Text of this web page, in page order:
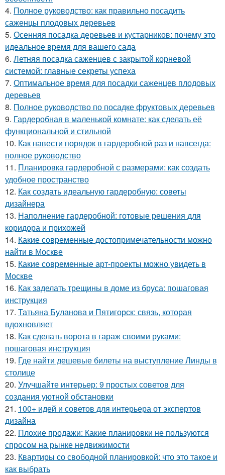
4. Полное руководство: как правильно посадить
саженцы плодовых деревьев
5. Осенняя посадка деревьев и кустарников: почему это
идеальное время для вашего сада
6. Летняя посадка саженцев с закрытой корневой
системой: главные секреты успеха
7. Оптимальное время для посадки саженцев плодовых
деревьев
8. Полное руководство по посадке фруктовых деревьев
9. Гардеробная в маленькой комнате: как сделать её
функциональной и стильной
10. Как навести порядок в гардеробной раз и навсегда:
полное руководство
11. Планировка гардеробной с размерами: как создать
удобное пространство
12. Как создать идеальную гардеробную: советы
дизайнера
13. Наполнение гардеробной: готовые решения для
коридора и прихожей
14. Какие современные достопримечательности можно
найти в Москве
15. Какие современные арт-проекты можно увидеть в
Москве
16. Как заделать трещины в доме из бруса: пошаговая
инструкция
17. Татьяна Буланова и Пятигорск: связь, которая
вдохновляет
18. Как сделать ворота в гараж своими руками:
пошаговая инструкция
19. Где найти дешевые билеты на выступление Линды в
столице
20. Улучшайте интерьер: 9 простых советов для
создания уютной обстановки
21. 100+ идей и советов для интерьера от экспертов
дизайна
22. Плохие продажи: Какие планировки не пользуются
спросом на рынке недвижимости
23. Квартиры со свободной планировкой: что это такое и
как выбрать